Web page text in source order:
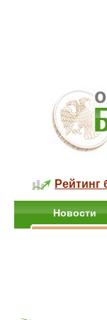
Рейтинг
Новости